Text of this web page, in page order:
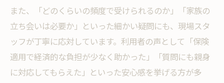
また、「どのくらいの頻度で受けられるのか」「家族の
立ち会いは必要か」といった細かい疑問にも、現場スタ
ッフが丁寧に応対しています。利用者の声として「保険
適用で経済的な負担が少なく助かった」「質問にも親身
に対応してもらえた」といった安心感を挙げる方が多